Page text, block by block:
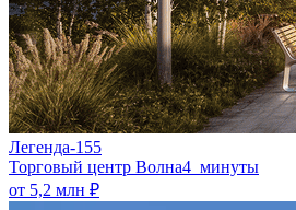
Легенда-155
​Торговый центр Волна4 минуты
от 5,2 млн ₽